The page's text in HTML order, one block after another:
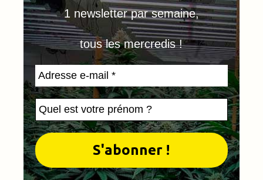
1 newsletter par semaine,
tous les mercredis !